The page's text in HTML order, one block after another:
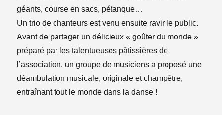
géants, course en sacs, pétanque…
Un trio de chanteurs est venu ensuite ravir le public.
Avant de partager un délicieux « goûter du monde »
préparé par les talentueuses pâtissières de
l’association, un groupe de musiciens a proposé une
déambulation musicale, originale et champêtre,
entraînant tout le monde dans la danse !